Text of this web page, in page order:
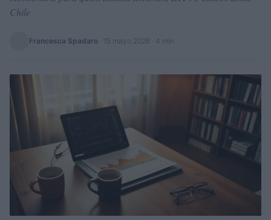
Chile
Francesca Spadaro 15 mayo 2026 · 4 min